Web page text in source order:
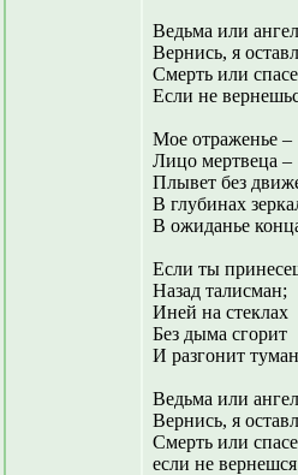
Ведьма или
Вернись, я
Смерть или
Если не
Мое отраженье –
Лицо мертвеца –
Плывет без
В глубинах
В ожиданье
Если ты
Назад талисман;
Иней на стеклах
Без дыма сгорит
И разгонит
Ведьма или
Вернись, я
Смерть или
если не